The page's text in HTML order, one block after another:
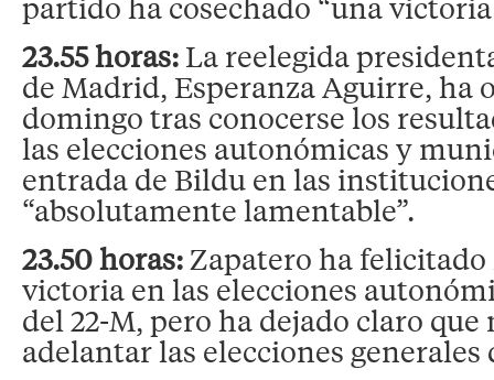
partido ha cosechado “una
23.55 horas: La reelegida
de Madrid, Esperanza Aguirre, ha
domingo tras conocerse los
las elecciones autonómicas y
entrada de Bildu en las
“absolutamente lamentable”.
23.50 horas: Zapatero ha felicitado
victoria en las elecciones
del 22-M, pero ha dejado claro
adelantar las elecciones generales